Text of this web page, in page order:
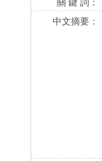
關 鍵 詞：
中文摘要：